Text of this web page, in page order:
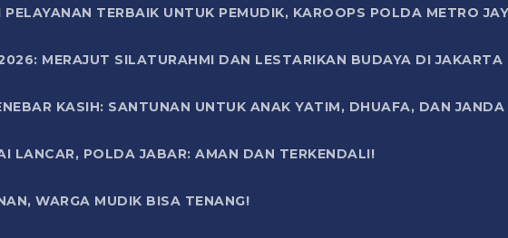
PELAYANAN TERBAIK UNTUK PEMUDIK, KAROOPS POLDA METRO
MERAJUT SILATURAHMI DAN LESTARIKAN BUDAYA DI JAKARTA
KASIH: SANTUNAN UNTUK ANAK YATIM, DHUAFA, DAN
LANCAR, POLDA JABAR: AMAN DAN TERKENDALI!
WARGA MUDIK BISA TENANG!